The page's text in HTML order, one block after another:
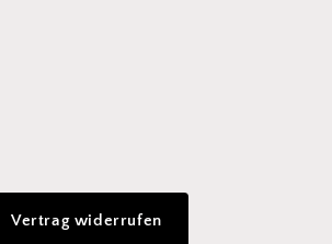
Vertrag widerrufen